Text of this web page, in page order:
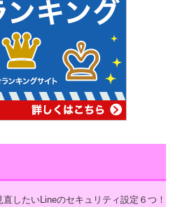
直したいLineのセキュリティ設定６つ！